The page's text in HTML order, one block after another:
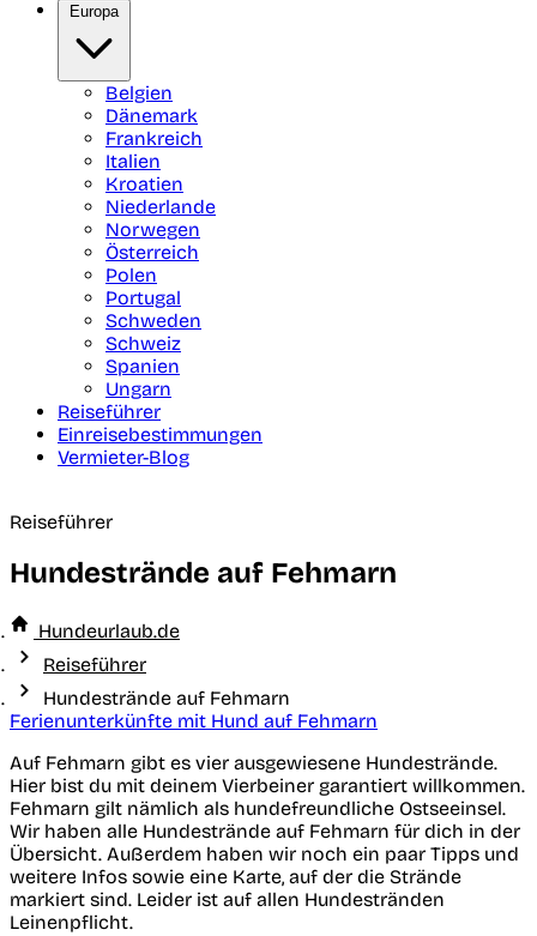
Europa
Belgien
Dänemark
Frankreich
Italien
Kroatien
Niederlande
Norwegen
Österreich
Polen
Portugal
Schweden
Schweiz
Spanien
Ungarn
Reiseführer
Einreisebestimmungen
Vermieter-Blog
Reiseführer
Hundestrände auf Fehmarn
Hundeurlaub.de
Reiseführer
Hundestrände auf Fehmarn
Ferienunterkünfte mit Hund auf Fehmarn
Auf Fehmarn gibt es vier ausgewiesene Hundestrände.
Hier bist du mit deinem Vierbeiner garantiert willkommen.
Fehmarn gilt nämlich als hundefreundliche Ostseeinsel.
Wir haben alle Hundestrände auf Fehmarn für dich in der
Übersicht. Außerdem haben wir noch ein paar Tipps und
weitere Infos sowie eine Karte, auf der die Strände
markiert sind. Leider ist auf allen Hundestränden
Leinenpflicht.